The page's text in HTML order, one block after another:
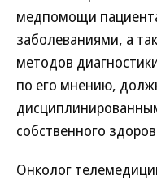
медпомощи
заболеваниями, а
методов
по его мнению,
собственного
Онколог